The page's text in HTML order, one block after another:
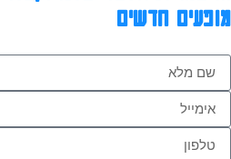
מופעים חדשים